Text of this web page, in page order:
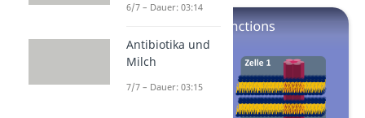
6/7 – Dauer: 03:14
Antibiotika und
Milch
7/7 – Dauer: 03:15